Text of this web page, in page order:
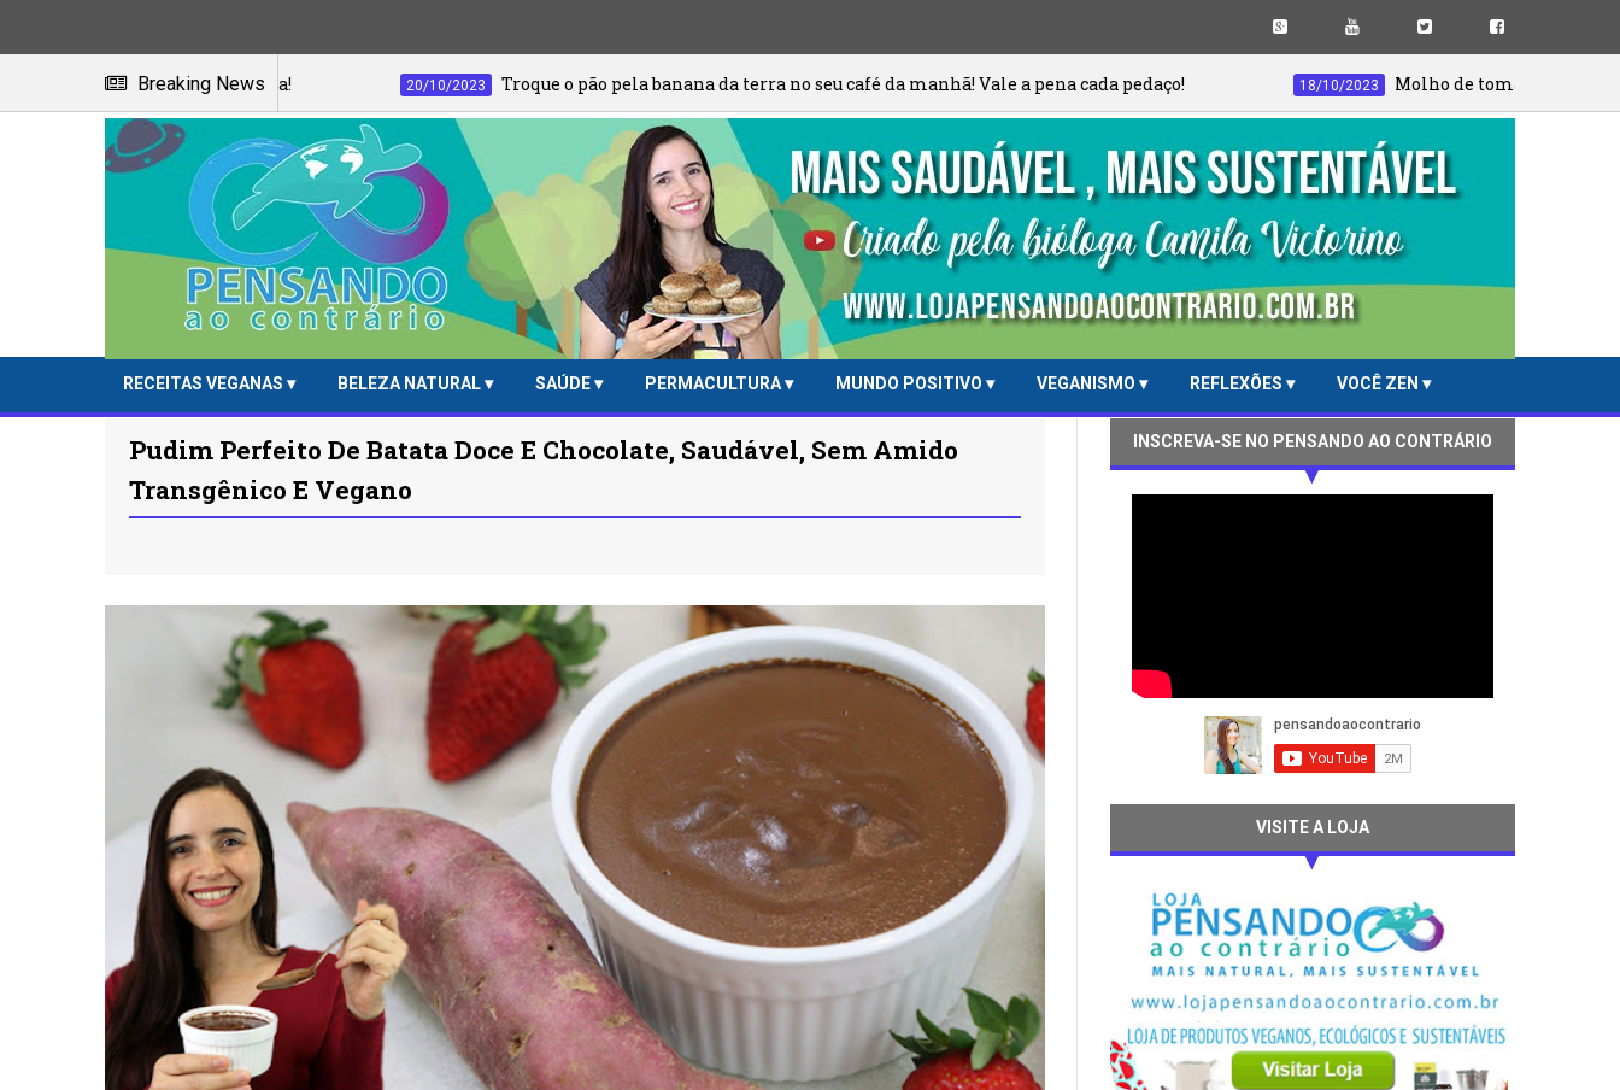
Breaking News
do suco de acerola! 20/10/2023 Troque o pão pela banana da terra no seu café da manhã! Vale a pena cada pedaço! 18/10/2023 Molho de tomate do jeito certo! Nunca
RECEITAS VEGANAS BELEZA NATURAL SAÚDE PERMACULTURA MUNDO POSITIVO VEGANISMO REFLEXÕES VOCÊ ZEN
Pudim Perfeito De Batata Doce E Chocolate, Saudável, Sem Amido
Transgênico E Vegano
INSCREVA-SE NO PENSANDO AO CONTRÁRIO
VISITE A LOJA